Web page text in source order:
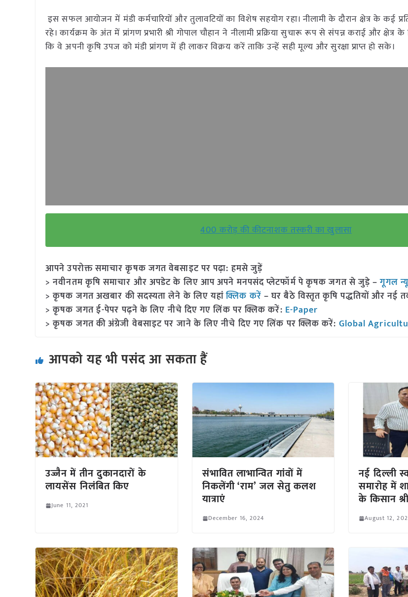
इस सफल आयोजन में मंडी कर्मचारियों और तुलावटियों का विशेष सहयोग रहा। नीलामी के दौरान क्षेत्र के कई
रहे। कार्यक्रम के अंत में प्रांगण प्रभारी श्री गोपाल चौहान ने नीलामी प्रक्रिया सुचारू रूप से संपन्न कराई और
कि वे अपनी कृषि उपज को मंडी प्रांगण में ही लाकर विक्रय करें ताकि उन्हें सही मूल्य और सुरक्षा प्राप्त हो सके।
400 करोड़ की कीटनाशक तस्करी का खुलासा
आपने उपरोक्त समाचार कृषक जगत वेबसाइट पर पढ़ा: हमसे जुड़ें
> नवीनतम कृषि समाचार और अपडेट के लिए आप अपने मनपसंद प्लेटफॉर्म पे कृषक जगत से जुड़े –गूगल
> कृषक जगत अखबार की सदस्यता लेने के लिए यहांक्लिक करें – घर बैठे विस्तृत कृषि पद्धतियों और नई
> कृषक जगत ई-पेपर पढ़ने के लिए नीचे दिए गए लिंक पर क्लिक करें: E-Paper
> कृषक जगत की अंग्रेजी वेबसाइट पर जाने के लिए नीचे दिए गए लिंक पर क्लिक करें: Global
आपको यह भी पसंद आ सकता हैं
उज्जैन में तीन दुकानदारों के
लायसेंस निलंबित किए
June 11, 2021
संभावित लाभान्वित गांवों में
निकलेंगी ‘राम’ जल सेतु कलश
यात्राएं
December 16, 2024
नई दिल्ली
समारोह में
के किसान
August 12,